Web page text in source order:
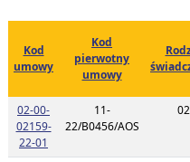
Kod
umowy
Kod
pierwotny
umowy
02-00-
02159-
22-01 Link do listy planu umowy o
11-
22/B0456/AOS
02